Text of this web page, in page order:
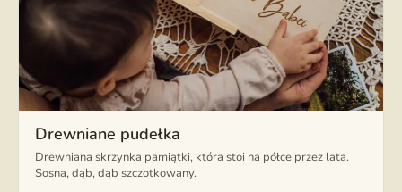
Drewniane pudełka
Drewniana skrzynka pamiątki, która stoi na półce przez lata.
Sosna, dąb, dąb szczotkowany.